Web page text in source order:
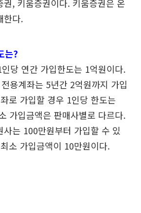
, 키움증권이다. 키움증권은 온
한다.
는?
당 연간 가입한도는 1억원이다.
용계좌는 5년간 2억원까지 가입
로 가입할 경우 1인당 한도는
가입금액은 판매사별로 다르다.
사는 100만원부터 가입할 수 있
소 가입금액이 10만원이다.